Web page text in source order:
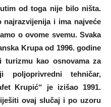
od toga nije bilo ništa.
i ima najveće
o ovome svemu. Svaka
Krupa od 1996. godine
kao osnovama za
poljoprivredni tehničar,
Krupić“ je izišao 1991.
ovaj slučaj i po uzoru